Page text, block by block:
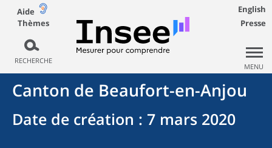
Aide
Thèmes
RECHERCHE
English
Presse
MENU
Canton de Beaufort-en-Anjou
Date de création : 7 mars 2020